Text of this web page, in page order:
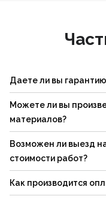
Даете ли вы
Можете ли вы
материалов?
Возможен ли выезд
стоимости работ?
Как производится